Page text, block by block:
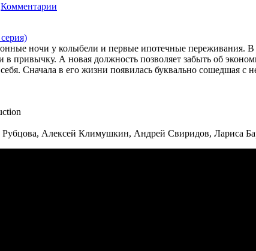
Комментарии
ночи у колыбели и первые ипотечные
привычку. А новая должность позволяет забыть об
Сначала в его жизни появилась буквально сошедшая с
Алексей Климушкин, Андрей Свиридов, Лариса